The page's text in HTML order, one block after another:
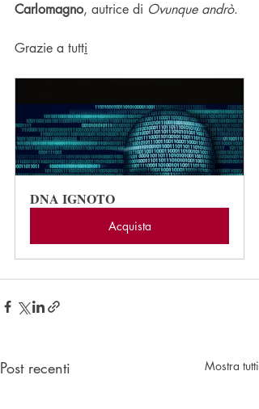
Carlomagno, autrice di Ovunque andrò.
Grazie a tutti
DNA IGNOTO
Acquista
Post recenti Mostra tutti